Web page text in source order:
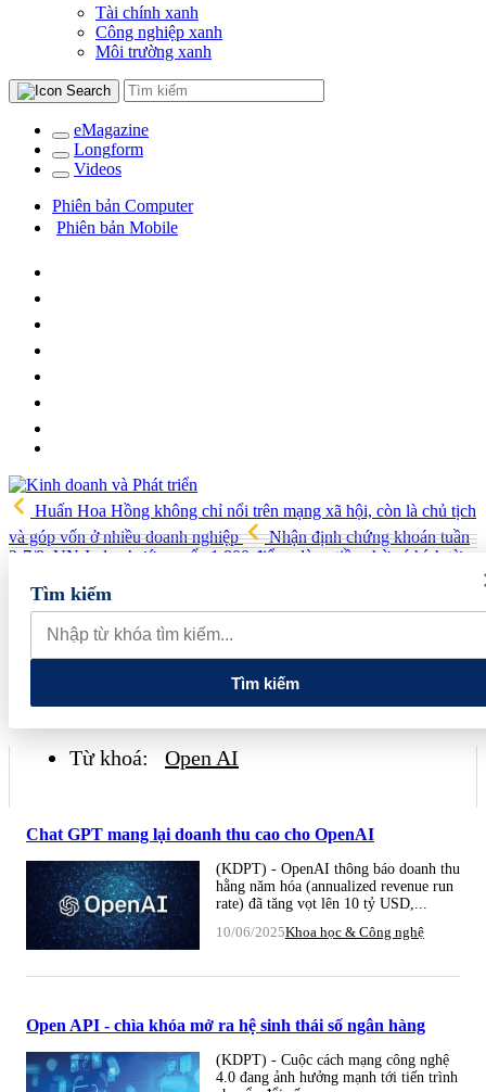
Tài chính xanh
Công nghiệp xanh
Môi trường xanh
eMagazine
Longform
Videos
Phiên bản Computer
Phiên bản Mobile
Huấn Hoa Hồng không chỉ nổi trên mạng xã hội, còn là chủ tịch
và góp vốn ở nhiều doanh nghiệp
Nhận định chứng khoán tuần
3-7/8: VN-Index hướng mốc 1.800 điểm, dòng tiền chờ cú hích từ
nâng hạng FTSE
hơn 1,3 tỷ đồng
Tản văn: Về xứ hoa
Capital Square: Dấu ấn
khai mở chuẩn sống tích hợp được vinh danh tại Dot Property
Vietnam 2026
Tìm kiếm
Tìm kiếm
Từ khoá: Open AI
Chat GPT mang lại doanh thu cao cho OpenAI
(KDPT) - OpenAI thông báo doanh thu
hằng năm hóa (annualized revenue run
rate) đã tăng vọt lên 10 tỷ USD,...
10/06/2025Khoa học & Công nghệ
Open API - chìa khóa mở ra hệ sinh thái số ngân hàng
(KDPT) - Cuộc cách mạng công nghệ
4.0 đang ảnh hưởng mạnh tới tiến trình